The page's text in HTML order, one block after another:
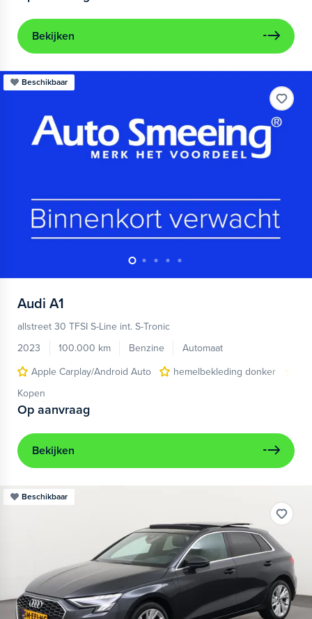
Bekijken
Beschikbaar
Audi A1
allstreet 30 TFSI S-Line int. S-Tronic
2023
100.000 km Benzine
Automaat
Apple Carplay/Android Auto
hemelbekleding donker
Kopen
Op aanvraag
Bekijken
Beschikbaar